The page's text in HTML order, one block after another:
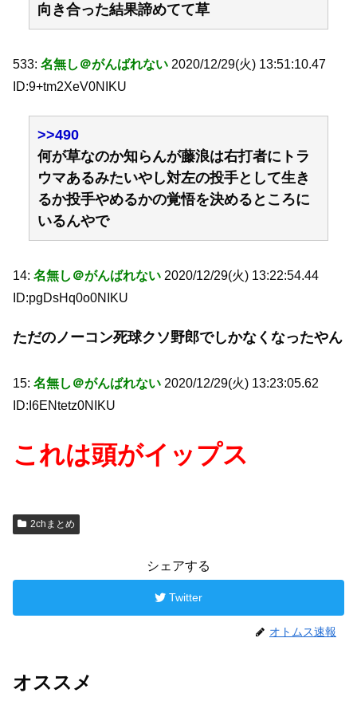
向き合った結果諦めてて草
533: 名無し＠がんばれない 2020/12/29(火) 13:51:10.47
ID:9+tm2XeV0NIKU
>>490
何が草なのか知らんが藤浪は右打者にトラ
ウマあるみたいやし対左の投手として生き
るか投手やめるかの覚悟を決めるところに
いるんやで
14: 名無し＠がんばれない 2020/12/29(火) 13:22:54.44
ID:pgDsHq0o0NIKU
ただのノーコン死球クソ野郎でしかなくなったやん
15: 名無し＠がんばれない 2020/12/29(火) 13:23:05.62
ID:I6ENtetz0NIKU
これは頭がイップス
2chまとめ
シェアする
Twitter
オトムス速報
オススメ